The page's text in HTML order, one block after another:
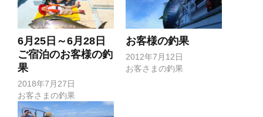
6月25日～6月28日
ご宿泊のお客様の釣
果
2018年7月27日
お客さまの釣果
お客様の釣果
2012年7月12日
お客さまの釣果